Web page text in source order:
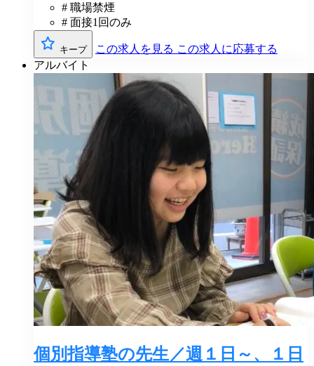
# 職場禁煙
# 面接1回のみ
キープ この求人を見る この求人に応募する
アルバイト
個別指導塾の先生／週１日～、１日